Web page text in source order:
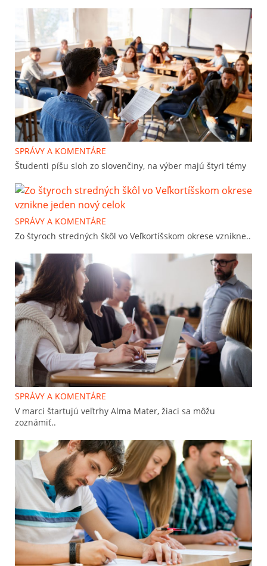
SPRÁVY A KOMENTÁRE
Študenti píšu sloh zo slovenčiny, na výber majú štyri témy
SPRÁVY A KOMENTÁRE
Zo štyroch stredných škôl vo Veľkortíšskom okrese vznikne..
SPRÁVY A KOMENTÁRE
V marci štartujú veľtrhy Alma Mater, žiaci sa môžu
zoznámiť..